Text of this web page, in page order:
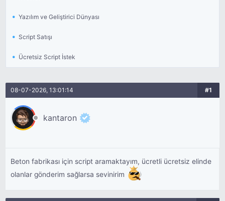
Yazılım ve Geliştirici Dünyası
Script Satışı
Ücretsiz Script İstek
08-07-2026, 13:01:14 #1
kantaron
Beton fabrikası için script aramaktayım, ücretli ücretsiz elinde
olanlar gönderim sağlarsa sevinirim